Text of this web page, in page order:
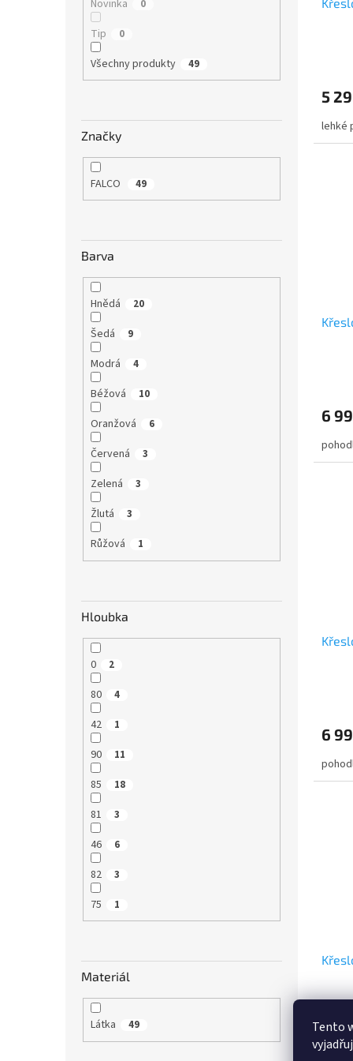
Tento
Novinka 0
Tip 0
Všechny produkty 49
Značky
FALCO 49
Barva
Hnědá 20
Šedá 9
Modrá 4
Béžová 10
Oranžová 6
Červená 3
Zelená 3
Žlutá 3
Růžová 1
Hloubka
0 2
80 4
42 1
90 11
85 18
81 3
46 6
82 3
75 1
Materiál
Látka 49
5
lehké
6
6
6